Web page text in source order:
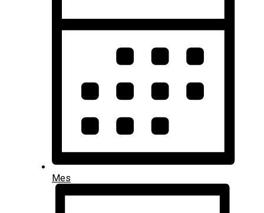
Mes